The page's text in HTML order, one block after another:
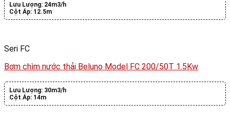
Lưu Lượng: 24m3/h
Cột Áp: 12.5m
Seri FC
Bơm chìm nước thải Beluno Model FC 200/50T 1.5Kw
Lưu Lượng: 30m3/h
Cột Áp: 14m